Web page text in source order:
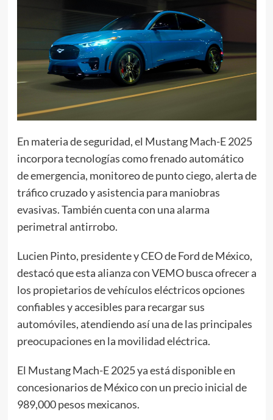
En materia de seguridad, el Mustang Mach-E 2025
incorpora tecnologías como frenado automático
de emergencia, monitoreo de punto ciego, alerta de
tráfico cruzado y asistencia para maniobras
evasivas. También cuenta con una alarma
perimetral antirrobo.
Lucien Pinto, presidente y CEO de Ford de México,
destacó que esta alianza con VEMO busca ofrecer a
los propietarios de vehículos eléctricos opciones
confiables y accesibles para recargar sus
automóviles, atendiendo así una de las principales
preocupaciones en la movilidad eléctrica.
El Mustang Mach-E 2025 ya está disponible en
concesionarios de México con un precio inicial de
989,000 pesos mexicanos.